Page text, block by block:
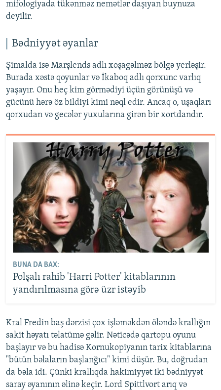
mifologiyada tükənməz nemətlər daşıyan buynuza
deyilir.
Bədniyyət əyanlar
Şimalda isə Marşlends adlı xoşagəlməz bölgə yerləşir.
Burada xəstə qoyunlar və İkaboq adlı qorxunc varlıq
yaşayır. Onu heç kim görmədiyi üçün görünüşü və
gücünü hərə öz bildiyi kimi nəql edir. Ancaq o, uşaqları
qorxudan və gecələr yuxularına girən bir xortdandır.
BUNA DA BAX:
Polşalı rahib 'Harri Potter' kitablarının
yandırılmasına görə üzr istəyib
Kral Fredin baş dərzisi çox işləməkdən öləndə krallığın
sakit həyatı təlatümə gəlir. Nəticədə qartopu oyunu
başlayır və bu hadisə Kornukopiyanın tarix kitablarına
"bütün bəlaların başlanğıcı" kimi düşür. Bu, doğrudan
da bəla idi. Çünki krallıqda hakimiyyət iki bədniyyət
saray əyanının əlinə keçir. Lord Spittlvort arıq və